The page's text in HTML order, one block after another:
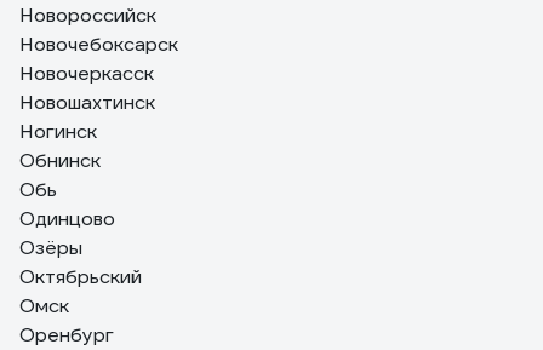
Новороссийск
Новочебоксарск
Новочеркасск
Новошахтинск
Ногинск
Обнинск
Обь
Одинцово
Озёры
Октябрьский
Омск
Оренбург